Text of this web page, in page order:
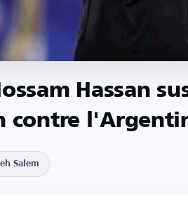
Hassan
contre
Salem